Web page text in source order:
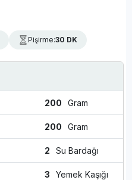
Pişirme:30 DK
200 Gram
200 Gram
2 Su Bardağı
3 Yemek Kaşığı